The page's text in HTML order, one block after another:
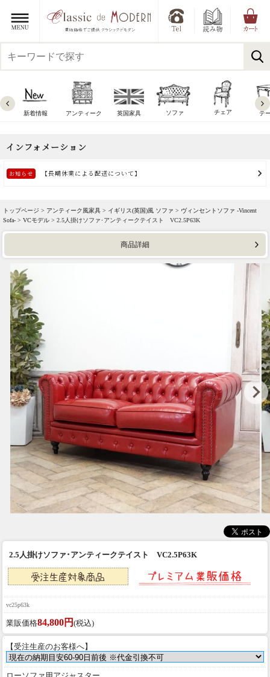
新着情報 アンティーク 英国家具 ソファ チェア テ
トップページ > アンティーク風家具 > イギリス(英国)風 ソファ > ヴィンセントソファ -Vincent
Sofa- > VCモデル > 2.5人掛けソファ･アンティークテイスト VC2.5P63K
商品詳細
2.5人掛けソファ･アンティークテイスト VC2.5P63K
vc25p63k
業販価格84,800円 (税込)
【受注生産のお客様へ】